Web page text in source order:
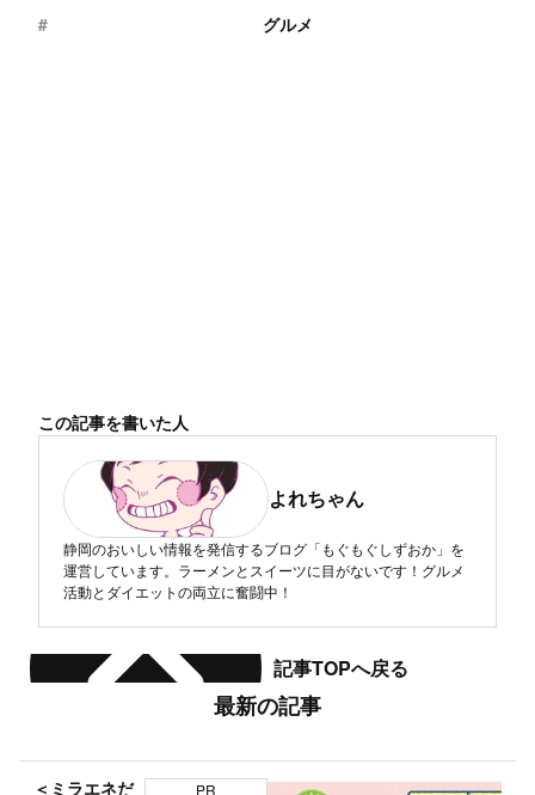
# グルメ
この記事を書いた人
よれちゃん
静岡のおいしい情報を発信するブログ「もぐもぐしずおか」を
運営しています。ラーメンとスイーツに目がないです！グルメ
活動とダイエットの両立に奮闘中！
記事TOPへ戻る
最新の記事
＜ミラエネだ PR